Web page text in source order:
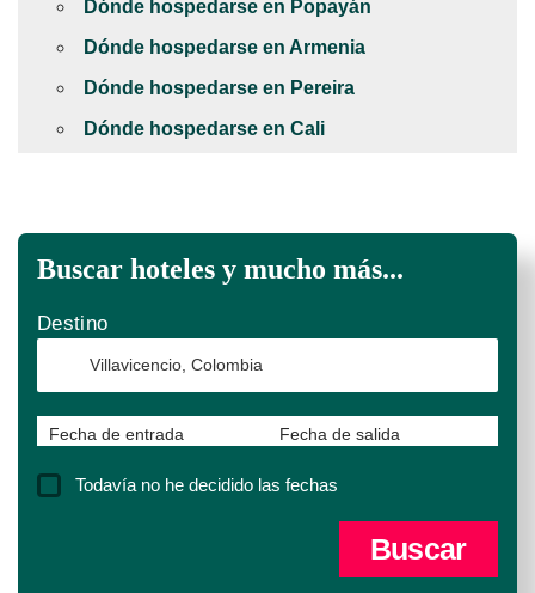
Dónde hospedarse en Popayán
Dónde hospedarse en Armenia
Dónde hospedarse en Pereira
Dónde hospedarse en Cali
Buscar hoteles y mucho más...
Destino
Fecha de entrada Fecha de salida
Todavía no he decidido las fechas